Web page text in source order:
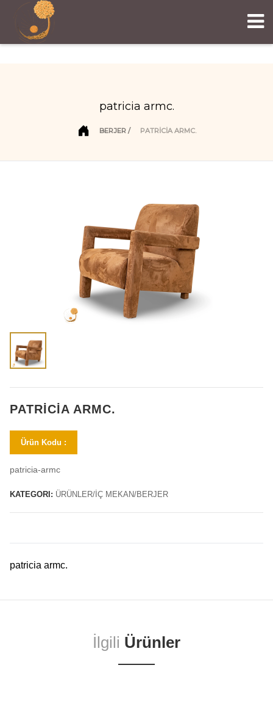
patricia armc.
BERJER PATRICIA ARMC.
PATRICIA ARMC.
Ürün Kodu :
patricia-armc
KATEGORI: ÜRÜNLER/İÇ MEKAN/BERJER
patricia armc.
İlgili Ürünler